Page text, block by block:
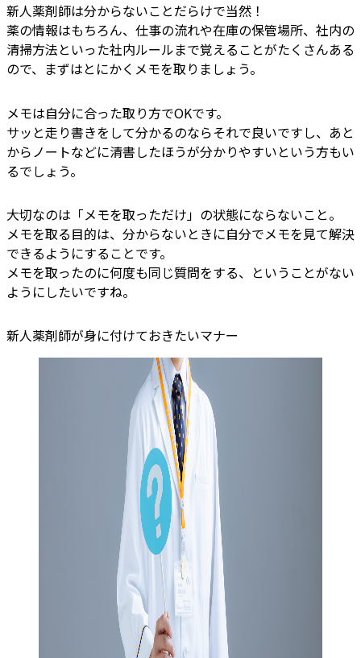
新人薬剤師は分からないことだらけで当然！
薬の情報はもちろん、仕事の流れや在庫の保管場所、社内の
清掃方法といった社内ルールまで覚えることがたくさんある
ので、まずはとにかくメモを取りましょう。
メモは自分に合った取り方でOKです。
サッと走り書きをして分かるのならそれで良いですし、あと
からノートなどに清書したほうが分かりやすいという方もい
るでしょう。
大切なのは「メモを取っただけ」の状態にならないこと。
メモを取る目的は、分からないときに自分でメモを見て解決
できるようにすることです。
メモを取ったのに何度も同じ質問をする、ということがない
ようにしたいですね。
新人薬剤師が身に付けておきたいマナー